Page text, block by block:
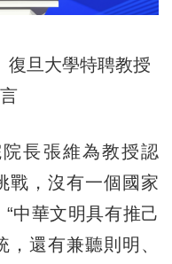
復旦大學特聘教授
長張維為教授認
戰，沒有一個國家
中華文明具有推己
還有兼聽則明、